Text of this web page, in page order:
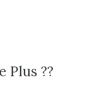
Plus ??